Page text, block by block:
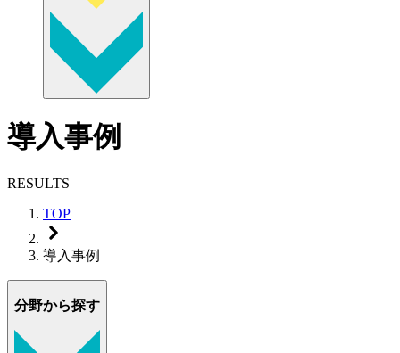
導入事例
RESULTS
TOP
導入事例
分野から探す